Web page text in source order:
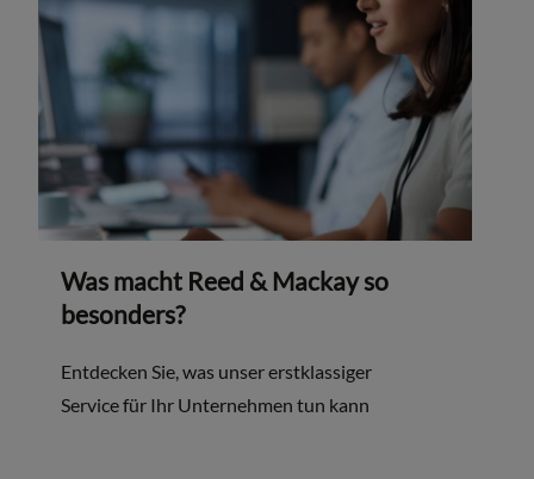
Was macht Reed & Mackay so
besonders?
Entdecken Sie, was unser erstklassiger
Service für Ihr Unternehmen tun kann